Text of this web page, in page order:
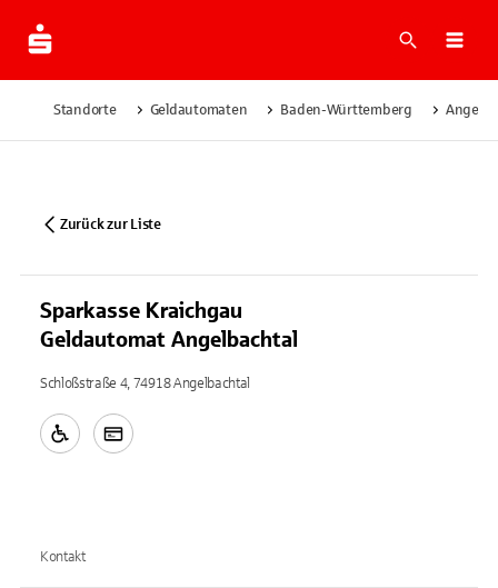
Suche
Standorte Geldautomaten Baden-Württemberg
Zurück zur Liste
Sparkasse Kraichgau
Geldautomat Angelbachtal
Schloßstraße 4, 74918 Angelbachtal
Kontakt